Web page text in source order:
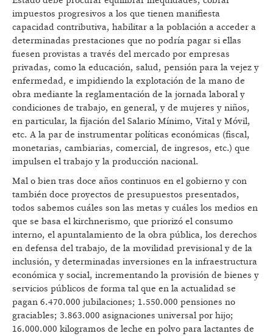
impuestos progresivos a los que tienen manifiesta
capacidad contributiva, habilitar a la población a acceder a
determinadas prestaciones que no podría pagar si ellas
fuesen provistas a través del mercado por empresas
privadas, como la educación, salud, pensión para la vejez y
enfermedad, e impidiendo la explotación de la mano de
obra mediante la reglamentación de la jornada laboral y
condiciones de trabajo, en general, y de mujeres y niños,
en particular, la fijación del Salario Mínimo, Vital y Móvil,
etc. A la par de instrumentar políticas económicas (fiscal,
monetarias, cambiarias, comercial, de ingresos, etc.) que
impulsen el trabajo y la producción nacional.
Mal o bien tras doce años continuos en el gobierno y con
también doce proyectos de presupuestos presentados,
todos sabemos cuáles son las metas y cuáles los medios en
que se basa el kirchnerismo, que priorizó el consumo
interno, el apuntalamiento de la obra pública, los derechos
en defensa del trabajo, de la movilidad previsional y de la
inclusión, y determinadas inversiones en la infraestructura
económica y social, incrementando la provisión de bienes y
servicios públicos de forma tal que en la actualidad se
pagan 6.470.000 jubilaciones; 1.550.000 pensiones no
graciables; 3.863.000 asignaciones universal por hijo;
16.000.000 kilogramos de leche en polvo para lactantes de